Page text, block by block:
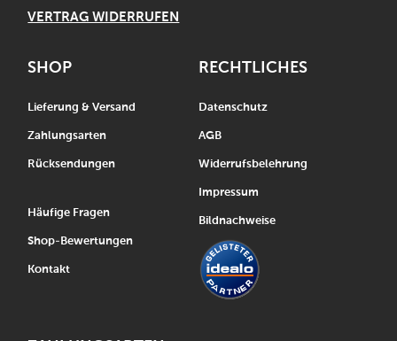
VERTRAG WIDERRUFEN
SHOP
Lieferung & Versand
Zahlungsarten
Rücksendungen
Häufige Fragen
Shop-Bewertungen
Kontakt
RECHTLICHES
Datenschutz
AGB
Widerrufsbelehrung
Impressum
Bildnachweise